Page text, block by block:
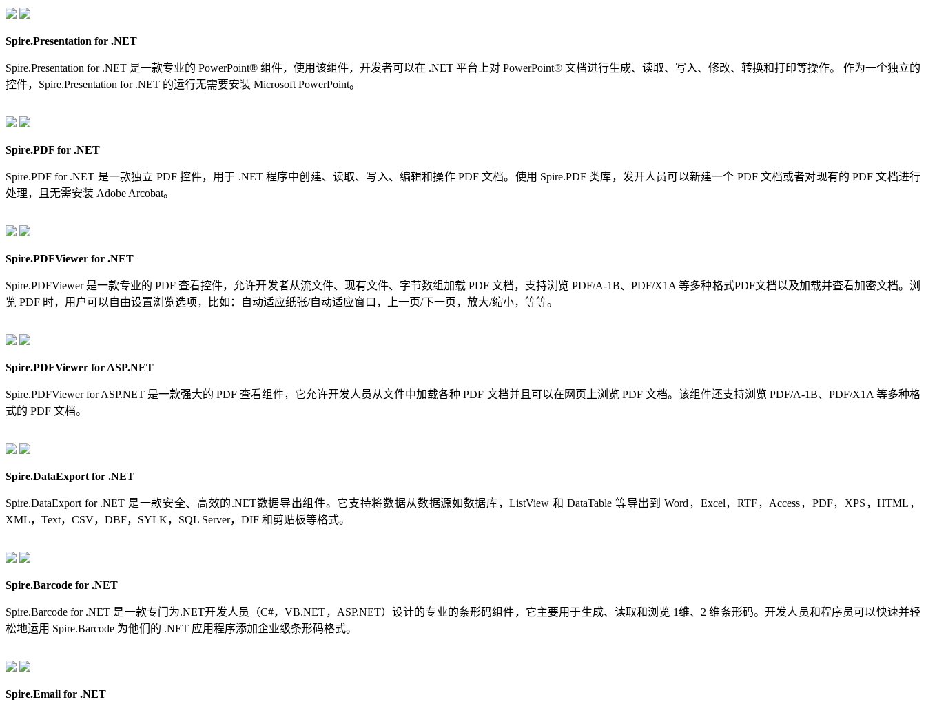
Spire.Presentation for .NET
Spire.Presentation for .NET 是一款专业的 PowerPoint® 组件，使用该组件，开发者可以在 .NET 平台上对 PowerPoint® 文档进行生成、读取、写入、修改、转换和打印等操作。 作为一个独立的
控件，Spire.Presentation for .NET 的运行无需要安装 Microsoft PowerPoint。
Spire.PDF for .NET
Spire.PDF for .NET 是一款独立 PDF 控件，用于 .NET 程序中创建、读取、写入、编辑和操作 PDF 文档。使用 Spire.PDF 类库，发开人员可以新建一个 PDF 文档或者对现有的 PDF 文档进行
处理，且无需安装 Adobe Arcobat。
Spire.PDFViewer for .NET
Spire.PDFViewer 是一款专业的 PDF 查看控件，允许开发者从流文件、现有文件、字节数组加载 PDF 文档，支持浏览 PDF/A-1B、PDF/X1A 等多种格式PDF文档以及加载并查看加密文档。浏
览 PDF 时，用户可以自由设置浏览选项，比如：自动适应纸张/自动适应窗口，上一页/下一页，放大/缩小，等等。
Spire.PDFViewer for ASP.NET
Spire.PDFViewer for ASP.NET 是一款强大的 PDF 查看组件，它允许开发人员从文件中加载各种 PDF 文档并且可以在网页上浏览 PDF 文档。该组件还支持浏览 PDF/A-1B、PDF/X1A 等多种格
式的 PDF 文档。
Spire.DataExport for .NET
Spire.DataExport for .NET 是一款安全、高效的.NET数据导出组件。它支持将数据从数据源如数据库，ListView 和 DataTable 等导出到 Word，Excel，RTF，Access，PDF，XPS，HTML，
XML，Text，CSV，DBF，SYLK，SQL Server，DIF 和剪贴板等格式。
Spire.Barcode for .NET
Spire.Barcode for .NET 是一款专门为.NET开发人员（C#，VB.NET，ASP.NET）设计的专业的条形码组件，它主要用于生成、读取和浏览 1维、2 维条形码。开发人员和程序员可以快速并轻
松地运用 Spire.Barcode 为他们的 .NET 应用程序添加企业级条形码格式。
Spire.Email for .NET